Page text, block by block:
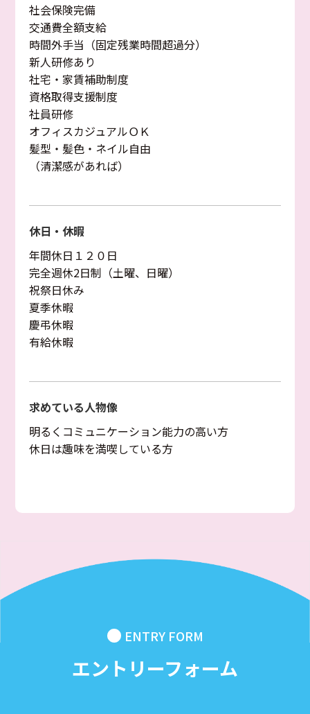
社会保険完備
交通費全額支給
時間外手当（固定残業時間超過分）
新人研修あり
社宅・家賃補助制度
資格取得支援制度
社員研修
オフィスカジュアルＯＫ
髪型・髪色・ネイル自由
（清潔感があれば）
休日・休暇
年間休日１２０日
完全週休2日制（土曜、日曜）
祝祭日休み
夏季休暇
慶弔休暇
有給休暇
求めている人物像
明るくコミュニケーション能力の高い方
休日は趣味を満喫している方
ENTRY FORM
エントリーフォーム